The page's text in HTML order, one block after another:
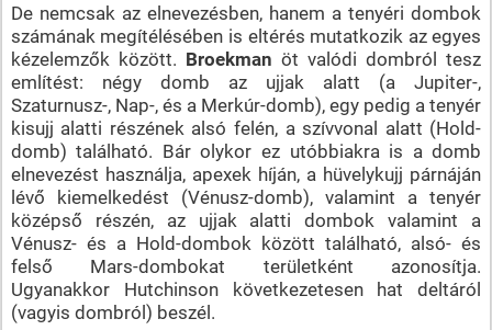
De nemcsak az elnevezésben, hanem a tenyéri dombok
számának megítélésében is eltérés mutatkozik az egyes
kézelemzők között. Broekman öt valódi dombról tesz
említést: négy domb az ujjak alatt (a Jupiter-,
Szaturnusz-, Nap-, és a Merkúr-domb), egy pedig a tenyér
kisujj alatti részének alsó felén, a szívvonal alatt (Hold-
domb) található. Bár olykor ez utóbbiakra is a domb
elnevezést használja, apexek híján, a hüvelykujj párnáján
lévő kiemelkedést (Vénusz-domb), valamint a tenyér
középső részén, az ujjak alatti dombok valamint a
Vénusz- és a Hold-dombok között található, alsó- és
felső Mars-dombokat területként azonosítja.
Ugyanakkor Hutchinson következetesen hat deltáról
(vagyis dombról) beszél.